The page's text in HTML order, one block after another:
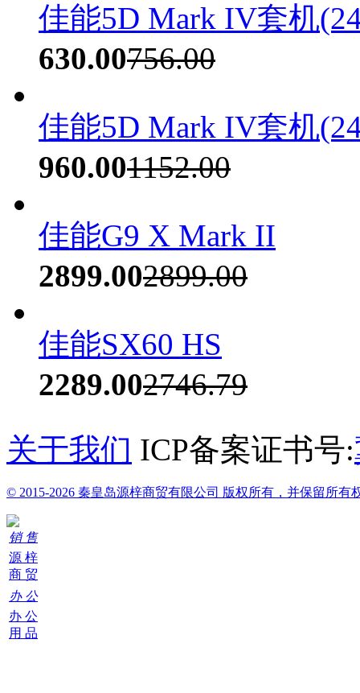
佳能5D Mark IV套机
630.00756.00
佳能5D Mark IV套机
960.001152.00
佳能G9 X Mark II
2899.002899.00
佳能SX60 HS
2289.002746.79
关于我们 ICP备案证书号:
© 2015-2026 秦皇岛源梓商贸有限公司 版权所有，并保留所有
销 售
源 梓
商 贸
办 公
办 公
用 品